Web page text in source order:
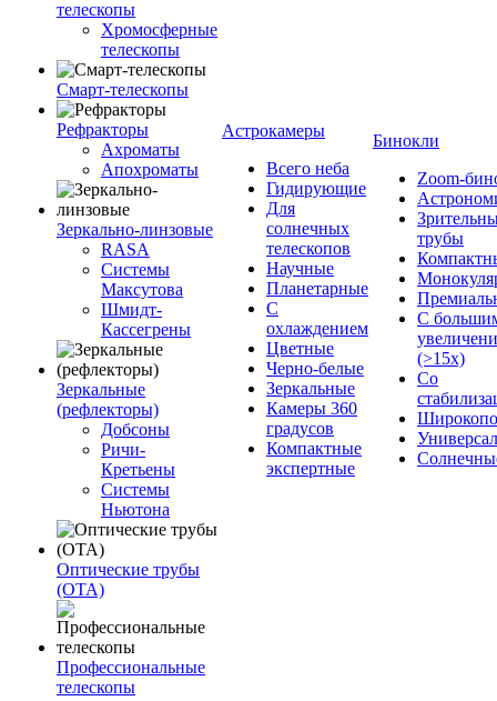
телескопы
Хромосферные
телескопы
Смарт-телескопы
Рефракторы
Ахроматы
Апохроматы
Зеркально-линзовые
RASA
Системы
Максутова
Шмидт-
Кассегрены
Зеркальные
(рефлекторы)
Добсоны
Ричи-
Кретьены
Системы
Ньютона
Оптические трубы
(OTA)
Профессиональные
телескопы
Астрокамеры
Всего неба
Гидирующие
Для
солнечных
телескопов
Научные
Планетарные
С
охлаждением
Цветные
Черно-белые
Зеркальные
Камеры 360
градусов
Компактные
экспертные
Бинокли
Zoom-
трубы
С
(>15x)
Со